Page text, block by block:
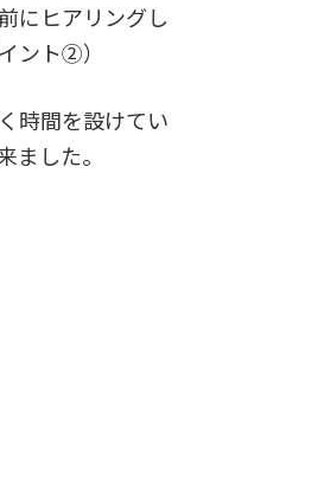
にヒアリングし
ント②）
時間を設けてい
した。